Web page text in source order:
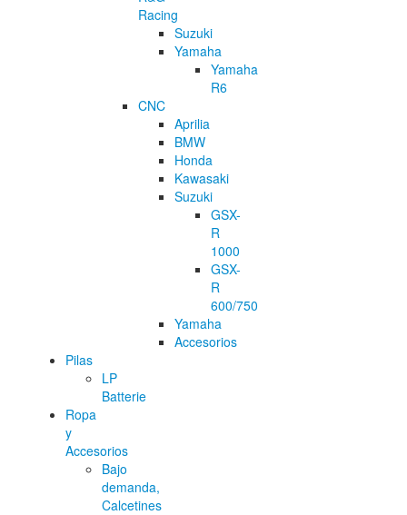
Racing
Suzuki
Yamaha
Yamaha
R6
CNC
Aprilia
BMW
Honda
Kawasaki
Suzuki
GSX-
R
1000
GSX-
R
600/750
Yamaha
Accesorios
Pilas
LP
Batterie
Ropa
y
Accesorios
Bajo
demanda,
Calcetines